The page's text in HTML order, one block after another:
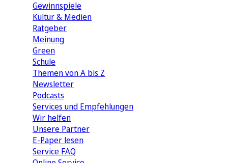
Gewinnspiele
Kultur & Medien
Ratgeber
Meinung
Green
Schule
Themen von A bis Z
Newsletter
Podcasts
Services und Empfehlungen
Wir helfen
Unsere Partner
E-Paper lesen
Service FAQ